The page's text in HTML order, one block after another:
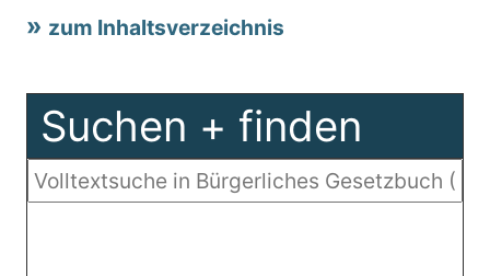
zum Inhaltsverzeichnis
Suchen + finden